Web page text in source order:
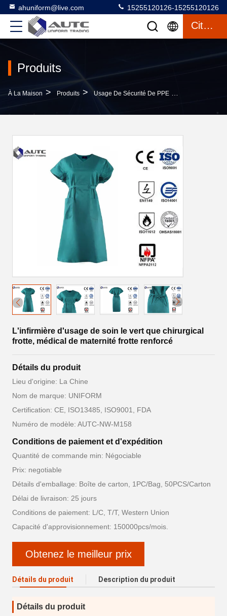
ahuniform@live.com 15255120126-15255120126
Citation
Produits
À La Maison > Produits > Usage De Sécurité De PPE >
L'infirmière d'usage de soin le vert que chirurgical
frotte, médical de maternité frotte renforcé
Détails du produit
Lieu d'origine: La Chine
Nom de marque: UNIFORM
Certification: CE, ISO13485, ISO9001, FDA
Numéro de modèle: AUTC-NW-M158
Conditions de paiement et d'expédition
Quantité de commande min: Négociable
Prix: negotiable
Détails d'emballage: Boîte de carton, 1PC/Bag, 50PCS/Carton
Délai de livraison: 25 jours
Conditions de paiement: L/C, T/T, Western Union
Capacité d'approvisionnement: 150000pcs/mois.
Obtenez le meilleur prix
Détails du produit Description du produit
Détails du produit